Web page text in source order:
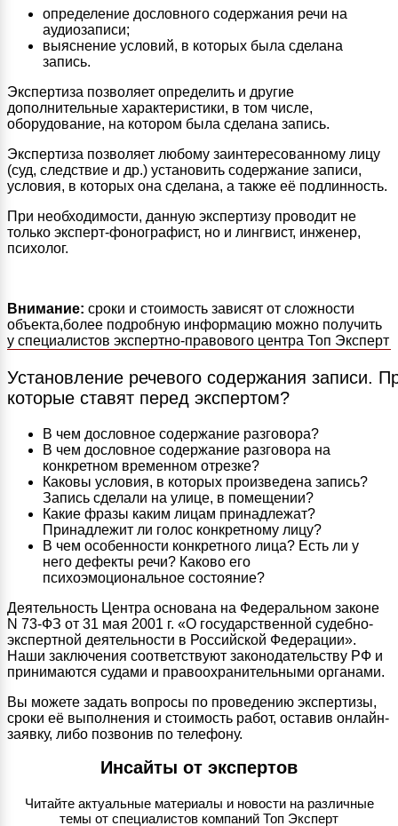
определение дословного содержания речи на
аудиозаписи;
выяснение условий, в которых была сделана
запись.
Экспертиза позволяет определить и другие
дополнительные характеристики, в том числе,
оборудование, на котором была сделана запись.
Экспертиза позволяет любому заинтересованному лицу
(суд, следствие и др.) установить содержание записи,
условия, в которых она сделана, а также её подлинность.
При необходимости, данную экспертизу проводит не
только эксперт-фонографист, но и лингвист, инженер,
психолог.
Внимание: сроки и стоимость зависят от сложности
объекта,более подробную информацию можно получить
у специалистов экспертно-правового центра Топ Эксперт
Установление речевого содержания записи.
которые ставят перед экспертом?
В чем дословное содержание разговора?
В чем дословное содержание разговора на
конкретном временном отрезке?
Каковы условия, в которых произведена запись?
Запись сделали на улице, в помещении?
Какие фразы каким лицам принадлежат?
Принадлежит ли голос конкретному лицу?
В чем особенности конкретного лица? Есть ли у
него дефекты речи? Каково его
психоэмоциональное состояние?
Деятельность Центра основана на Федеральном законе
N 73-ФЗ от 31 мая 2001 г. «О государственной судебно-
экспертной деятельности в Российской Федерации».
Наши заключения соответствуют законодательству РФ и
принимаются судами и правоохранительными органами.
Вы можете задать вопросы по проведению экспертизы,
сроки её выполнения и стоимость работ, оставив онлайн-
заявку, либо позвонив по телефону.
Инсайты от экспертов
Читайте актуальные материалы и новости на различные
темы от специалистов компаний Топ Эксперт